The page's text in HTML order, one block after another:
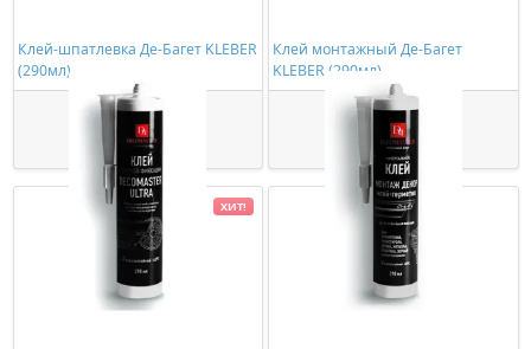
Клей-шпатлевка Де-Багет KLEBER
(290мл)
363,00 ₽/шт
Купить
Клей монтажный Де-Багет
KLEBER (290мл)
534,00 ₽/шт
Купить
ХИТ!